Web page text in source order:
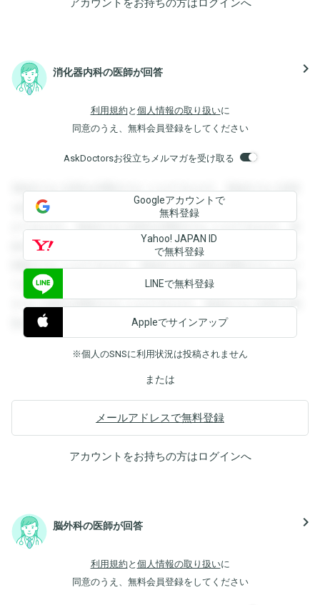
アカウントをお持ちの方は ログインへ
消化器内科の医師が回答 navigate_next
利用規約 と 個人情報の取り扱いに
同意のうえ、無料会員登録をしてください
AskDoctorsお役立ちメルマガを受け取る
登録すると回答を閲覧することができます。登録すると回答
を閲覧することができます。登録すると回答を閲覧すること
ができます。登録すると回答を閲覧することができます。登
録すると回答を閲覧することができます。登録すると回答を
閲覧することができます。登録すると回答を閲覧することが
できます。登録すると回答を閲覧することができます。登録
すると回答を閲覧することができます。登録すると回答を閲
覧することができます。
Googleアカウントで
無料登録
Yahoo! JAPAN ID
で無料登録
LINEで無料登録
Appleでサインアップ
※個人のSNSに利用状況は投稿されません
または
メールアドレスで無料登録
アカウントをお持ちの方はログインへ
脳外科の医師が回答 navigate_next
利用規約 と 個人情報の取り扱いに
同意のうえ、無料会員登録をしてください